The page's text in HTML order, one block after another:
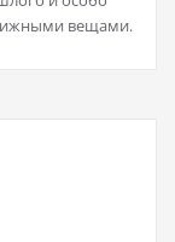
вещами.